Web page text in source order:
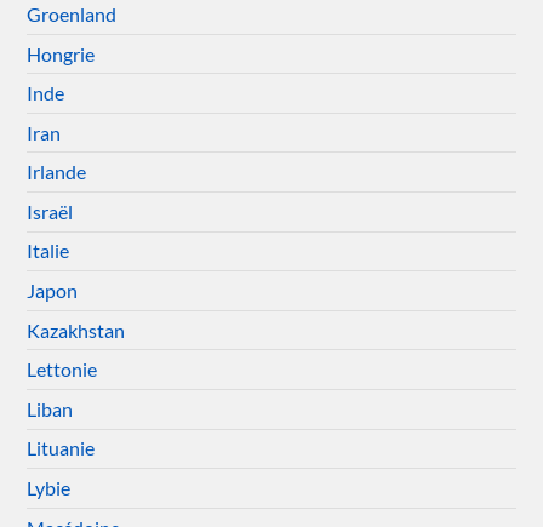
Groenland
Hongrie
Inde
Iran
Irlande
Israël
Italie
Japon
Kazakhstan
Lettonie
Liban
Lituanie
Lybie